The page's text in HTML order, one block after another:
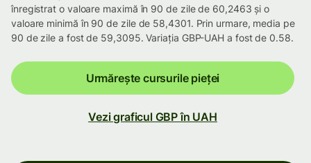
înregistrat o valoare maximă în 90 de zile de 60,2463 și o
valoare minimă în 90 de zile de 58,4301. Prin urmare, media pe
90 de zile a fost de 59,3095. Variația GBP-UAH a fost de 0.58.
Urmărește cursurile pieței
Vezi graficul GBP în UAH